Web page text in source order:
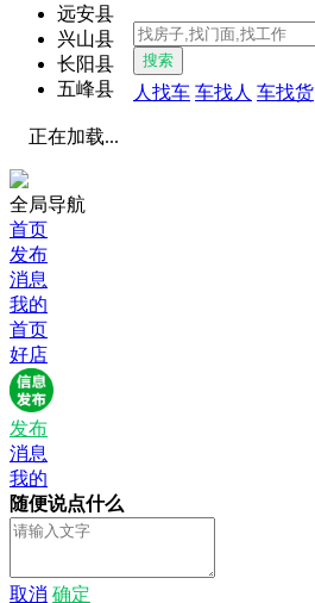
远安县
兴山县
长阳县
五峰县
搜索
人找车 车找人 车找货
正在加载...
全局导航
首页
发布
消息
我的
首页
好店
发布
消息
我的
随便说点什么
取消 确定